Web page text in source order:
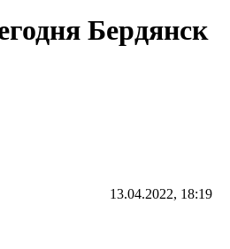
Бердянск
13.04.2022, 18:19